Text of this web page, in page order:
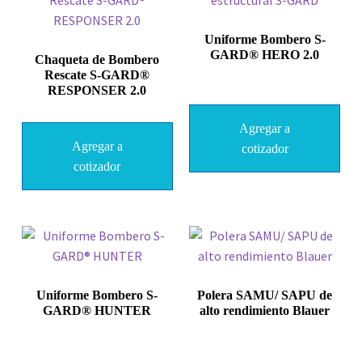
Chaqueta de Bombero
Rescate S-GARD®
RESPONSER 2.0
Agregar a
cotizador
Uniforme Bombero S-
GARD® HERO 2.0
Agregar a
cotizador
Uniforme Bombero S-
GARD® HUNTER
Polera SAMU/ SAPU de
alto rendimiento Blauer